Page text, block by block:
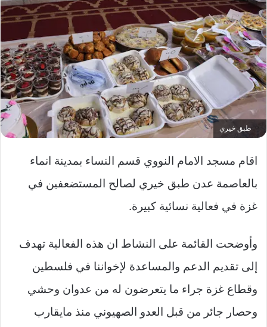
طبق خيري
اقام مسجد الامام النووي قسم النساء بمدينة انماء
بالعاصمة عدن طبق خيري لصالح المستضعفين في
غزة في فعالية نسائية كبيرة.
وأوضحت القائمة على النشاط ان هذه الفعالية تهدف
إلى تقديم الدعم والمساعدة لإخواننا في فلسطين
وقطاع غزة جراء ما يتعرضون له من عدوان وحشي
وحصار جائر من قبل العدو الصهيوني منذ مايقارب